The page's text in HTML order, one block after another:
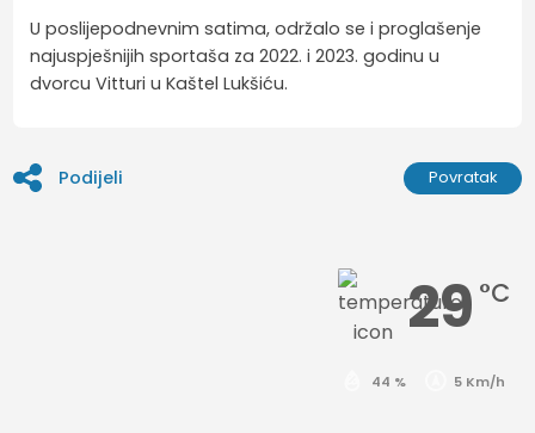
U poslijepodnevnim satima, održalo se i proglašenje
najuspješnijih sportaša za 2022. i 2023. godinu u
dvorcu Vitturi u Kaštel Lukšiću.
Podijeli Povratak
29 °C
44 % 5 Km/h